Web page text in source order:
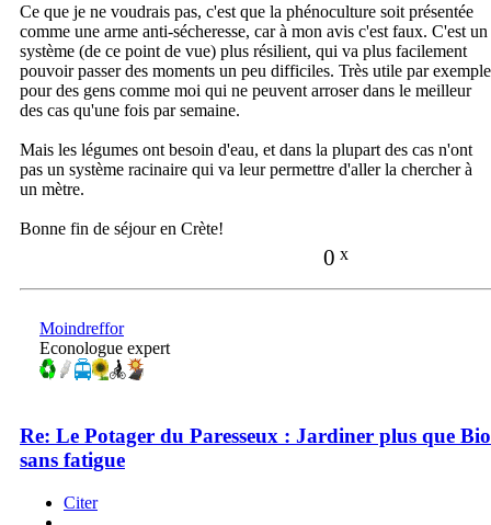
Ce que je ne voudrais pas, c'est que la phénoculture soit présentée
comme une arme anti-sécheresse, car à mon avis c'est faux. C'est un
système (de ce point de vue) plus résilient, qui va plus facilement
pouvoir passer des moments un peu difficiles. Très utile par exemple
pour des gens comme moi qui ne peuvent arroser dans le meilleur
des cas qu'une fois par semaine.
Mais les légumes ont besoin d'eau, et dans la plupart des cas n'ont
pas un système racinaire qui va leur permettre d'aller la chercher à
un mètre.
Bonne fin de séjour en Crète!
0 x
Moindreffor
Econologue expert
Re: Le Potager du Paresseux : Jardiner plus que Bio
sans fatigue
Citer